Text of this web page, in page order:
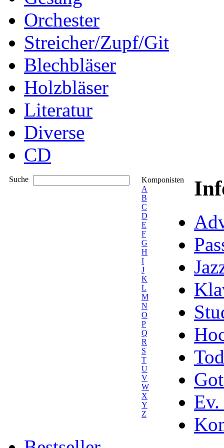
Orchester
Streicher/Zupf/Git
Blechbläser
Holzbläser
Literatur
Diverse
CD
Suche
Komponisten
A
B
C
D
E
F
G
H
I
J
K
L
M
N
O
P
Q
R
S
T
U
V
W
X
Y
Z
Ev.